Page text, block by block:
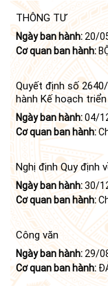
THÔNG TƯ
Ngày ban hành: 20/
Cơ quan ban hành:
Quyết định số
hành Kế hoạch
ngày 21 tháng 6
hiện Nghị quyết số
của Bộ Chính trị
văn học, nghệ
Ngày ban hành:04/
Cơ quan ban hành:
Nghị định Quy định
Ngày ban hành:30/
Cơ quan ban hành:
Công văn
Ngày ban hành: 29/
Cơ quan ban hành: